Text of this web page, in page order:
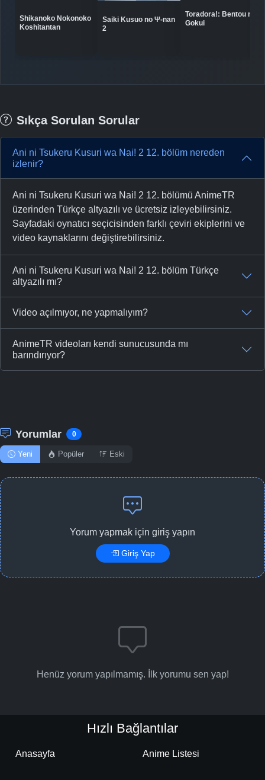
-Bölüm No: 19
-Bölüm No: 20
-Bölüm No: 21
Bölüm No:
-Bölüm No: 22
-Bölüm No: 22
-Bölüm No:
-Bölüm No: 24
-Bölüm No:
Shikanoko Nokonoko
Koshitantan
Saiki Kusuo no Ψ-nan
2
Toradora!: Bentou no
Gokui
Sıkça Sorulan Sorular
Ani ni Tsukeru Kusuri wa Nai! 2 12. bölüm nereden
izlenir?
Ani ni Tsukeru Kusuri wa Nai! 2 12. bölümü AnimeTR
üzerinden Türkçe altyazılı ve ücretsiz izleyebilirsiniz.
Sayfadaki oynatıcı seçicisinden farklı çeviri ekiplerini ve
video kaynaklarını değiştirebilirsiniz.
Ani ni Tsukeru Kusuri wa Nai! 2 12. bölüm Türkçe
altyazılı mı?
Video açılmıyor, ne yapmalıyım?
AnimeTR videoları kendi sunucusunda mı
barındırıyor?
Yorumlar 0
Yeni Popüler Eski
Yorum yapmak için giriş yapın
Giriş Yap
Henüz yorum yapılmamış. İlk yorumu sen yap!
Hızlı Bağlantılar
Anasayfa Anime Listesi